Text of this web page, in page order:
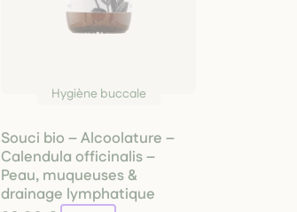
Hygiène buccale
Souci bio – Alcoolature –
Calendula officinalis –
Peau, muqueuses &
drainage lymphatique